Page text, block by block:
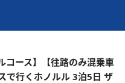
コース】【往路のみ混乗車
で行くホノルル 3泊5日 ザ